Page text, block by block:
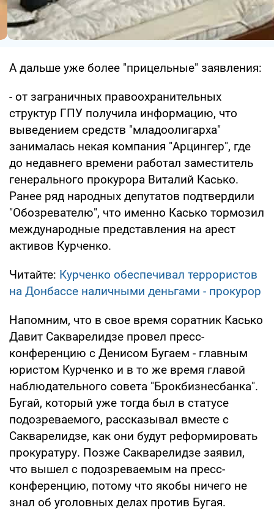
А дальше уже более "прицельные" заявления:
- от заграничных правоохранительных
структур ГПУ получила информацию, что
выведением средств "младоолигарха"
занималась некая компания "Арцингер", где
до недавнего времени работал заместитель
генерального прокурора Виталий Касько.
Ранее ряд народных депутатов подтвердили
"Обозревателю", что именно Касько тормозил
международные представления на арест
активов Курченко.
Читайте: Курченко обеспечивал террористов
на Донбассе наличными деньгами - прокурор
Напомним, что в свое время соратник Касько
Давит Сакварелидзе провел пресс-
конференцию с Денисом Бугаем - главным
юристом Курченко и в то же время главой
наблюдательного совета "Брокбизнесбанка".
Бугай, который уже тогда был в статусе
подозреваемого, рассказывал вместе с
Сакварелидзе, как они будут реформировать
прокуратуру. Позже Сакварелидзе заявил,
что вышел с подозреваемым на пресс-
конференцию, потому что якобы ничего не
знал об уголовных делах против Бугая.